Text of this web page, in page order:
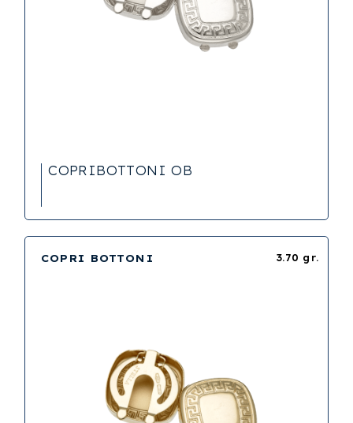
COPRIBOTTONI OB
3.70 gr.
COPRI BOTTONI